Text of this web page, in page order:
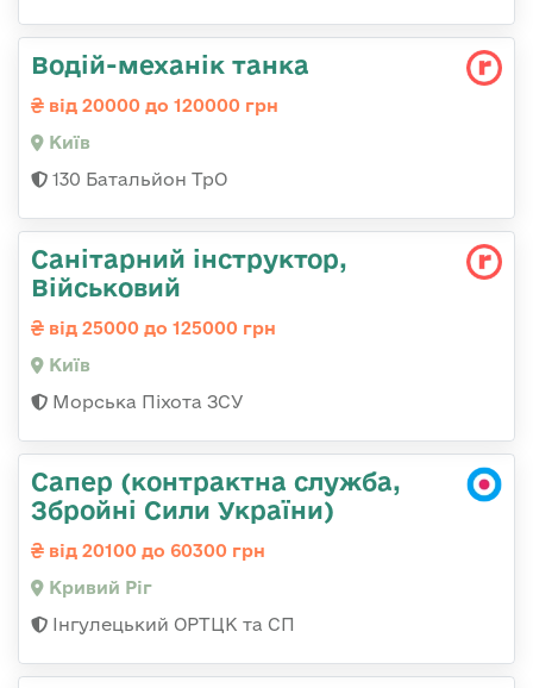
Водій-механік танка
від 20000 до 120000 грн
Київ
130 Батальйон ТрО
Санітарний інструктор,
Військовий
від 25000 до 125000 грн
Київ
Морська Піхота ЗСУ
Сапер (контрактна служба,
Збройні Сили України)
від 20100 до 60300 грн
Кривий Ріг
Інгулецький ОРТЦК та СП